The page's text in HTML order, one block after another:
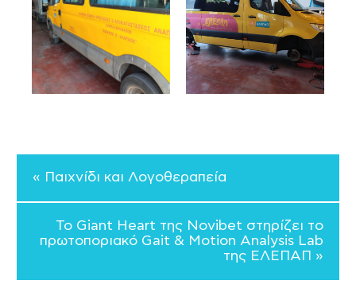
« Παιχνίδι και Λογοθεραπεία
To Giant Heart της Novibet στηρίζει το
πρωτοποριακό Gait & Motion Analysis Lab
της ΕΛΕΠΑΠ »